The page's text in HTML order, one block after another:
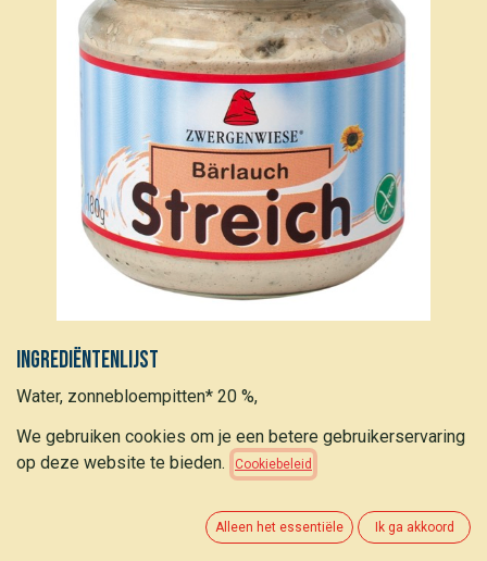
Ingrediëntenlijst
Water, zonnebloempitten* 20 %,
citroensapconcentraat*, daslook* 8 %, uien*, olijfolie*,
steenzout, aardappelzetmeel*. *ingrediënten van
We gebruiken cookies om je een betere gebruikerservaring
op deze website te bieden.
Cookiebeleid
Alleen het essentiële Ik ga akkoord